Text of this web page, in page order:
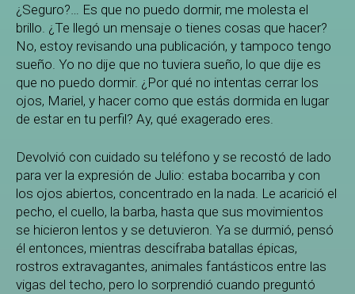
¿Seguro?… Es que no puedo dormir, me molesta el
brillo. ¿Te llegó un mensaje o tienes cosas que hacer?
No, estoy revisando una publicación, y tampoco tengo
sueño. Yo no dije que no tuviera sueño, lo que dije es
que no puedo dormir. ¿Por qué no intentas cerrar los
ojos, Mariel, y hacer como que estás dormida en lugar
de estar en tu perfil? Ay, qué exagerado eres.
Devolvió con cuidado su teléfono y se recostó de lado
para ver la expresión de Julio: estaba bocarriba y con
los ojos abiertos, concentrado en la nada. Le acarició el
pecho, el cuello, la barba, hasta que sus movimientos
se hicieron lentos y se detuvieron. Ya se durmió, pensó
él entonces, mientras descifraba batallas épicas,
rostros extravagantes, animales fantásticos entre las
vigas del techo, pero lo sorprendió cuando preguntó